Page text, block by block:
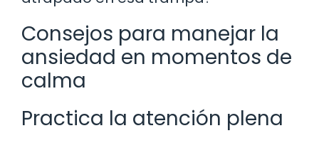
Consejos para manejar la
ansiedad en momentos de
calma
Practica la atención plena